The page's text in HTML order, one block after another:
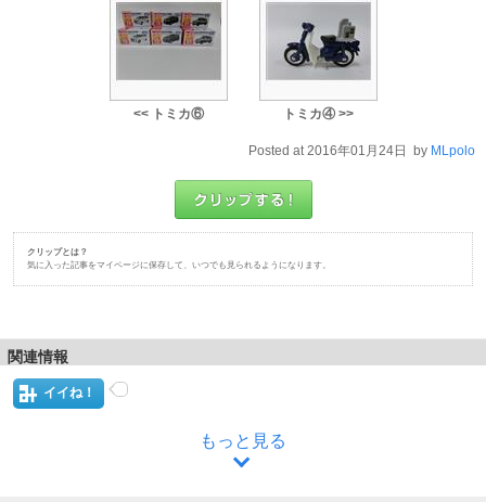
<< トミカ⑥ トミカ④ >>
Posted at 2016年01月24日 by MLpolo
クリップとは？
気に入った記事をマイページに保存して、いつでも見られるようになります。
関連情報
イイね！
もっと見る